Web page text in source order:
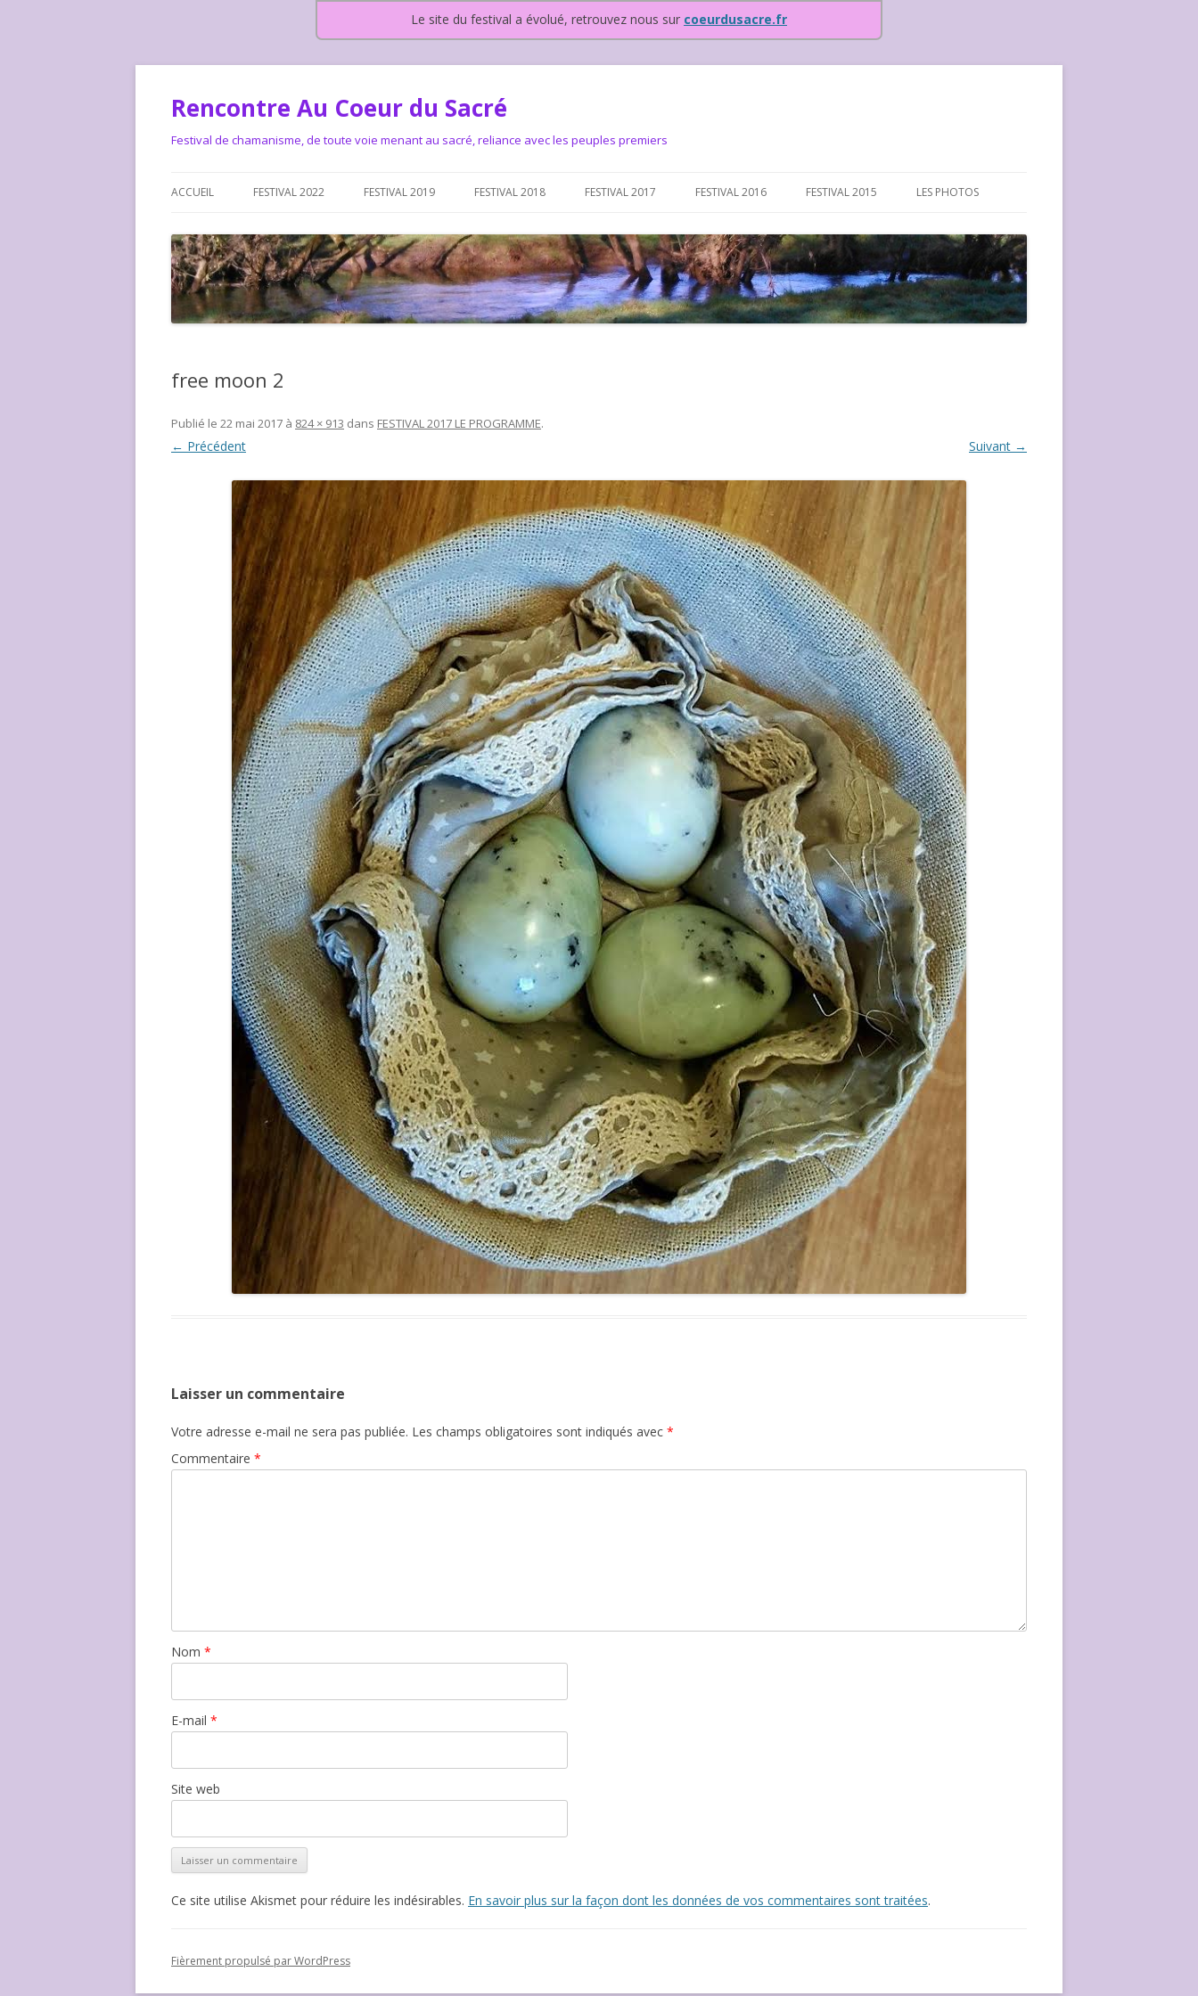
Le site du festival a évolué, retrouvez nous sur coeurdusacre.fr
Rencontre Au Coeur du Sacré
Festival de chamanisme, de toute voie menant au sacré, reliance avec les peuples premiers
ACCUEIL
LA CHARTE DU FESTIVAL
LE FESTIVAL DEPUIS 2015 – QUI
SOMMES-NOUS ?
LE FESTIVAL DEPUIS 2015…OU
ALLONS-NOUS ?
FESTIVAL 2022 FESTIVAL 2019 FESTIVAL 2018 FESTIVAL 2017 FESTIVAL 2016 FESTIVAL 2015 LES PHOTOS
FESTIVAL 2016-PHOTOS
FESTIVAL 2017-PHOTOS ET
VIDÉOS
free moon 2
Publié le 22 mai 2017 à 824 × 913 dans FESTIVAL 2017 LE PROGRAMME.
← Précédent Suivant →
Laisser un commentaire
Votre adresse e-mail ne sera pas publiée. Les champs obligatoires sont indiqués avec *
Commentaire *
Nom *
E-mail *
Site web
Ce site utilise Akismet pour réduire les indésirables. En savoir plus sur la façon dont les données de vos commentaires sont traitées.
Fièrement propulsé par WordPress